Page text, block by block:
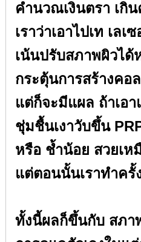
คำนวณเงินตรา เกิ
เราว่าเอาไปเท เล
เน้นปรับสภาพผิวได้
กระตุ้นการสร้างคอ
แต่ก็จะมีแผล ถ้าเอ
ชุ่มชื้นเงาวับขึ้น
หรือ ช้ำน้อย สวยเ
แต่ตอนนั้นเราทำครั้
ทั้งนี้ผลก็ขึ้นกับ สภา